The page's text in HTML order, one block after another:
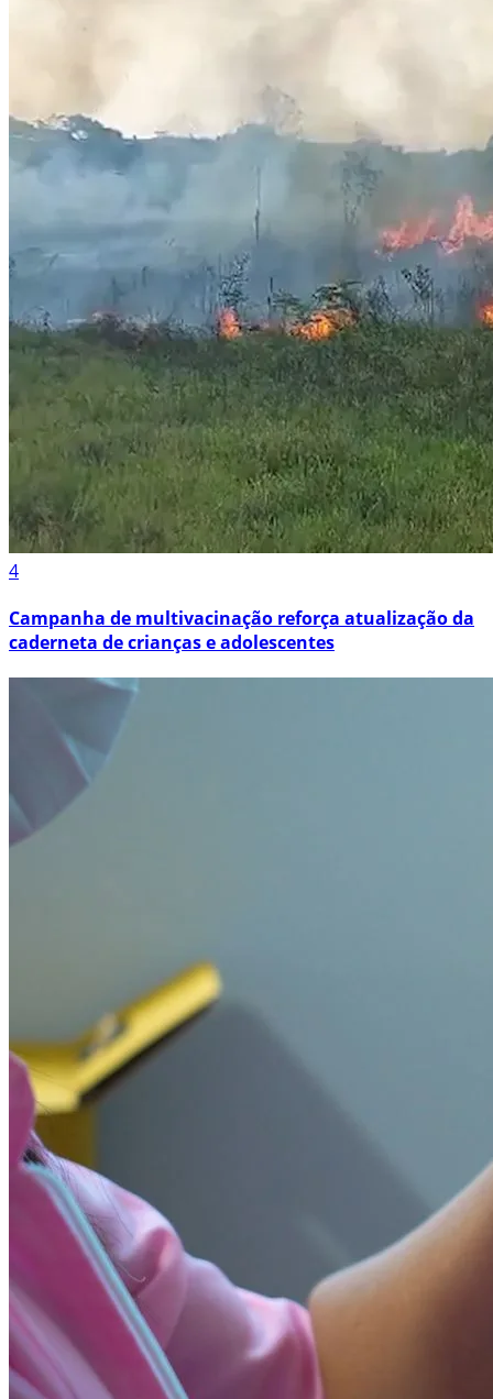
4
Campanha de multivacinação reforça atualização da
caderneta de crianças e adolescentes